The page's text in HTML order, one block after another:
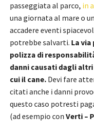
passeggiata al parco, in
una giornata al mare o
accadere eventi
potrebbe salvarti. La
polizza di
danni causati dagli
cui il cane. Devi fare
citati anche i danni
questo caso potresti
(ad esempio con Verti –